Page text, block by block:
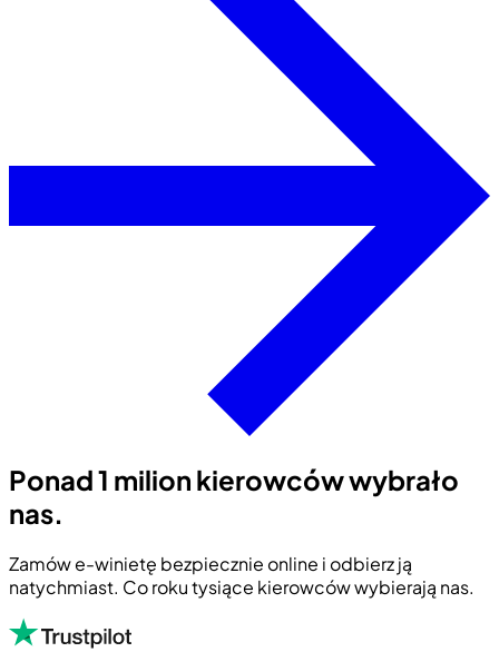
Ponad 1 milion kierowców wybrało
nas.
Zamów e-winietę bezpiecznie online i odbierz ją
natychmiast. Co roku tysiące kierowców wybierają nas.